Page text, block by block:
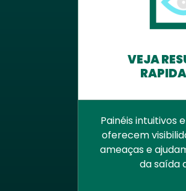
VEJA
Painéis intuitivos
oferecem
ameaças e
da saída